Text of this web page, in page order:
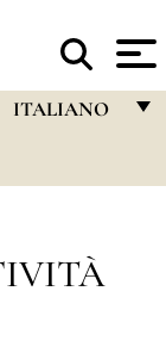
ITALIANO